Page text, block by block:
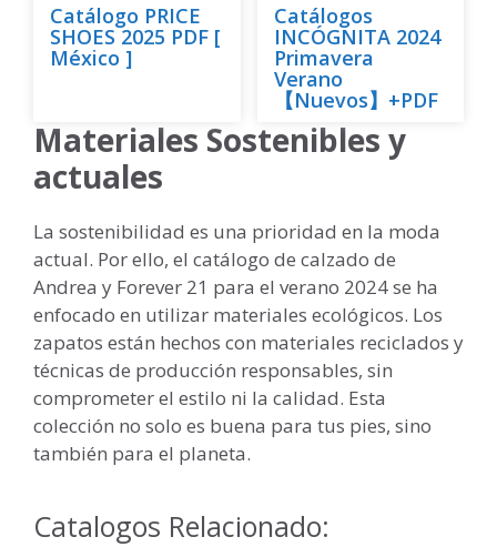
Catálogo PRICE
SHOES 2025 PDF [
México ]
Catálogos
INCÓGNITA 2024
Primavera
Verano
【Nuevos】+PDF
Materiales Sostenibles y
actuales
La sostenibilidad es una prioridad en la moda
actual. Por ello, el catálogo de calzado de
Andrea y Forever 21 para el verano 2024 se ha
enfocado en utilizar materiales ecológicos. Los
zapatos están hechos con materiales reciclados y
técnicas de producción responsables, sin
comprometer el estilo ni la calidad. Esta
colección no solo es buena para tus pies, sino
también para el planeta.
Catalogos Relacionado: